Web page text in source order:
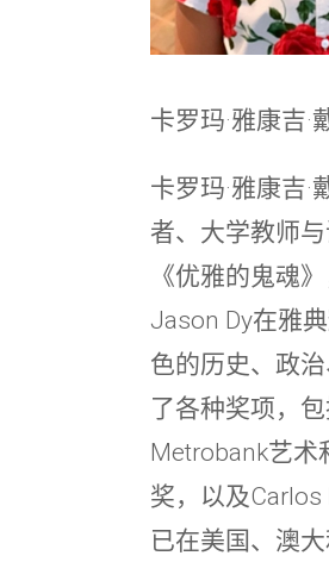
卡罗玛·雅康吉·
卡罗玛·雅康吉
者、大学教师
《优雅的鬼魂
Jason Dy在雅
色的历史、政
了各种奖项，
Metrobank艺术
奖，以及
已在美国、澳